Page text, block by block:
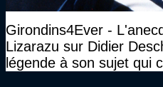
Girondins4Ever -
Lizarazu sur Didier
légende à son sujet qui